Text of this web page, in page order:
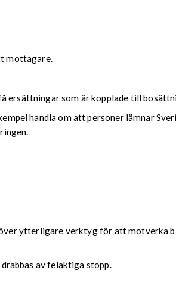
mottagare.
ersättningar som är kopplade till
handla om att personer lämnar
ytterligare verktyg för att motverka
av felaktiga stopp.